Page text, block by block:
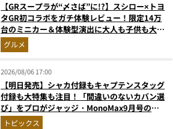
【GRスープラが“〆さば”に!?】スシロー×トヨ
タGR初コラボをガチ体験レビュー！限定14万
台のミニカー＆体験型演出に大人も子供も大興
奮間違いなし
グルメ
2026/08/06 17:00
【明日発売】シャカ付録もキャプテンスタッグ
付録も大特集も注目！「間違いのないカバン選
び」をプロがジャッジ・MonoMax9月号の目
次を公開
トピックス